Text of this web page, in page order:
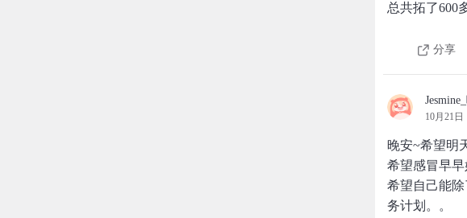
总共拓了600
分享
10月21日
晚安~希望明
希望感冒早早
希望自己能
务计划。。